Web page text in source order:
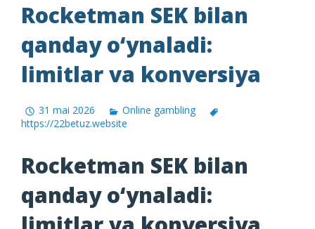
Rocketman SEK bilan
qanday o‘ynaladi:
limitlar va konversiya
31 mai 2026
Online gambling
https://22betuz.website
Rocketman SEK bilan
qanday o‘ynaladi: